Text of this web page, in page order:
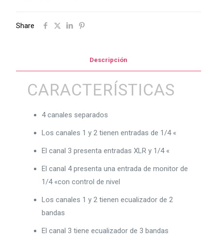
Share
Descripción
CARACTERÍSTICAS
4 canales separados
Los canales 1 y 2 tienen entradas de 1/4 «
El canal 3 presenta entradas XLR y 1/4 «
El canal 4 presenta una entrada de monitor de
1/4 «con control de nivel
Los canales 1 y 2 tienen ecualizador de 2
bandas
El canal 3 tiene ecualizador de 3 bandas